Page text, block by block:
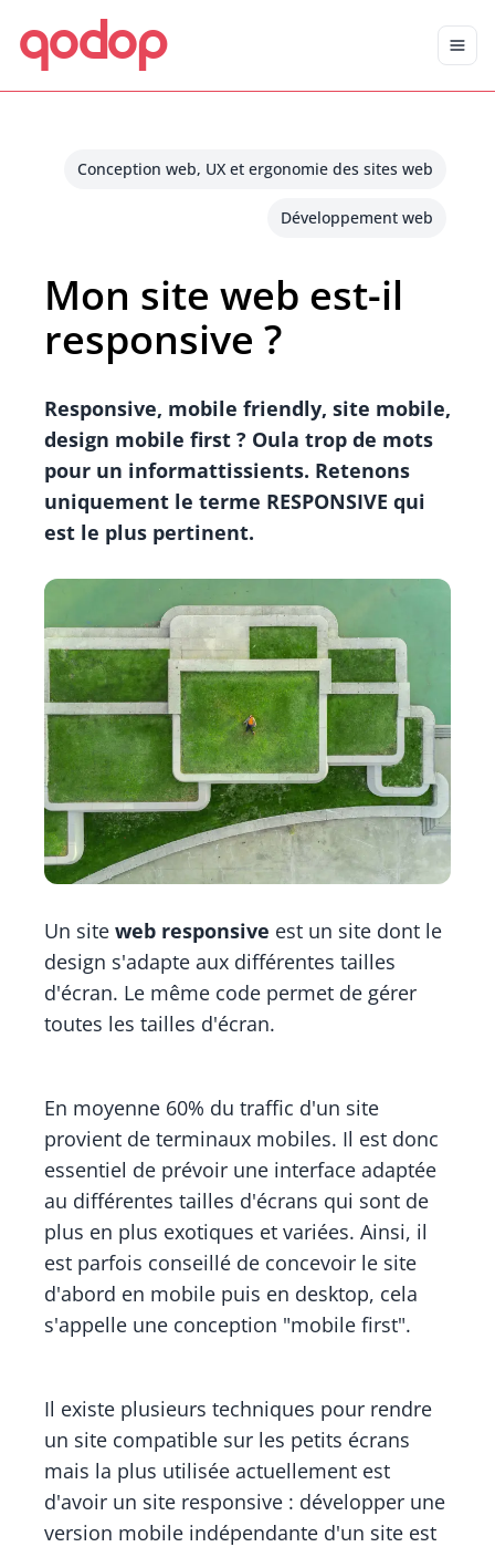
Aller au contenu principal
Aller au menu
qodop
Conception web, UX et ergonomie des sites web
Développement web
Mon site web est-il
responsive ?
Responsive, mobile friendly, site mobile,
design mobile first ? Oula trop de mots
pour un informattissients. Retenons
uniquement le terme RESPONSIVE qui
est le plus pertinent.
Un site web responsive est un site dont le
design s'adapte aux différentes tailles
d'écran. Le même code permet de gérer
toutes les tailles d'écran.
En moyenne 60% du traffic d'un site
provient de terminaux mobiles. Il est donc
essentiel de prévoir une interface adaptée
au différentes tailles d'écrans qui sont de
plus en plus exotiques et variées. Ainsi, il
est parfois conseillé de concevoir le site
d'abord en mobile puis en desktop, cela
s'appelle une conception "mobile first".
Il existe plusieurs techniques pour rendre
un site compatible sur les petits écrans
mais la plus utilisée actuellement est
d'avoir un site responsive : développer une
version mobile indépendante d'un site est